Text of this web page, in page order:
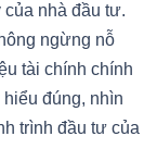
nhà đầu tư.
ngừng nỗ
tài chính chính
đúng, nhìn
trình đầu tư của